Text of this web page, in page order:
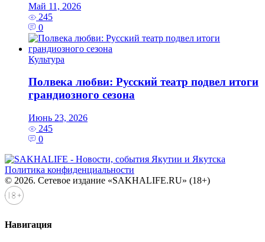
Май 11, 2026
245
0
Культура
Полвека любви: Русский театр подвел итоги
грандиозного сезона
Июнь 23, 2026
245
0
Политика конфиденциальности
© 2026. Сетевое издание «SAKHALIFE.RU» (18+)
Навигация